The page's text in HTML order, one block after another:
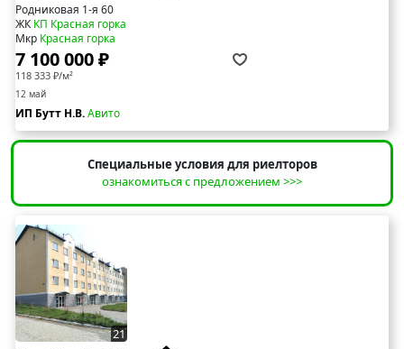
Родниковая 1-я 60
ЖККП Красная горка
Мкр Красная горка
7 100 000 ₽
118 333 ₽/м²
12 май
ИП Бутт Н.В.Авито
Специальные условия для риелторов
ознакомиться с предложением >>>
21